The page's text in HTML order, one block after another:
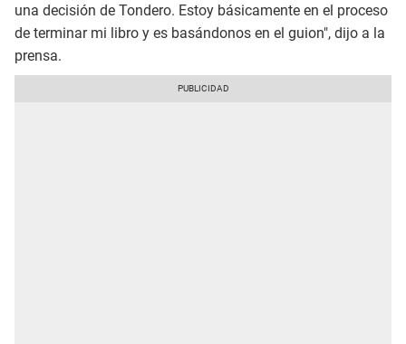
una decisión de Tondero. Estoy básicamente en el proceso
de terminar mi libro y es basándonos en el guion", dijo a la
prensa.